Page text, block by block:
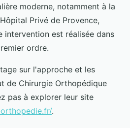
moderne, notamment à la
Privé de Provence,
intervention est réalisée dans
ordre.
sur l'approche et les
de Chirurgie Orthopédique
pas à explorer leur site
.